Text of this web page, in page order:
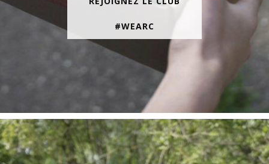
#WEARC
En juin, on te motive à courir encore